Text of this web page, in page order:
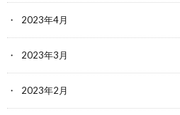
2023年4月
2023年3月
2023年2月